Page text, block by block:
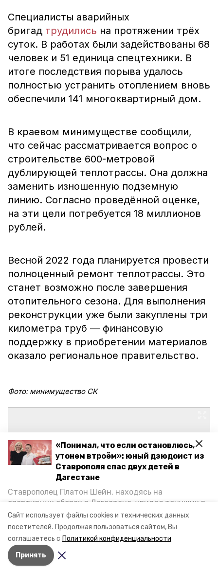
Сайт использует файлы cookies и технических данных
посетителей. Продолжая пользоваться сайтом, Вы
соглашаетесь с Политикой конфиденциальности
Принять
«Понимал, что если остановлюсь,
утонем втроём»: юный дзюдоист из
Ставрополя спас двух детей в
Дагестане
Ставрополец Платон Шейн, находясь на
спортивных сборах в Дегестане, увидел тонущих в
Каспийском море детей и бросился на помощь. По
возвращении домой, отважного мальчика
пригласили в министерство образования края и
наградили. Корреспондент «Победы26» пообщался
с юным героем.
Специалисты аварийных
бригад трудились на протяжении трёх
суток. В работах были задействованы 68
человек и 51 единица спецтехники. В
итоге последствия порыва удалось
полностью устранить отоплением вновь
обеспечили 141 многоквартирный дом.
В краевом минимуществе сообщили,
что сейчас рассматривается вопрос о
строительстве 600-метровой
дублирующей теплотрассы. Она должна
заменить изношенную подземную
линию. Согласно проведённой оценке,
на эти цели потребуется 18 миллионов
рублей.
Весной 2022 года планируется провести
полноценный ремонт теплотрассы. Это
станет возможно после завершения
отопительного сезона. Для выполнения
реконструкции уже были закуплены три
километра труб — финансовую
поддержку в приобретении материалов
оказало региональное правительство.
Фото: минимущество СК